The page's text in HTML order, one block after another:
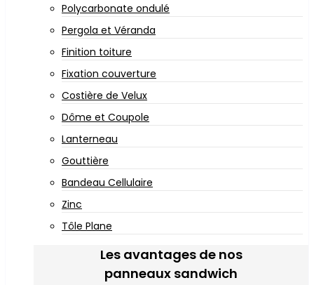
Polycarbonate ondulé
Pergola et Véranda
Finition toiture
Fixation couverture
Costière de Velux
Dôme et Coupole
Lanterneau
Gouttière
Bandeau Cellulaire
Zinc
Tôle Plane
Les avantages de nos
panneaux sandwich